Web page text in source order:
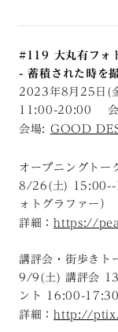
#119 大丸有フォ
- 蓄積された時を
2023年8月25日(
11:00-20:00 会
会場: GOOD
オープニングトー
8/26(土) 15:00--
ォトグラファー）
詳細：https://
講評会・街歩きト
9/9(土) 講評会
ント 16:00-17:30
詳細：http://